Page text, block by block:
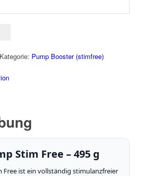
Kategorie: Pump Booster (stimfree)
Stim Free – 495 g
Free ist ein vollständig stimulanzfreier